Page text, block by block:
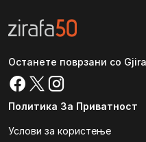
Останете поврзани со
Политика За Приватност
Услови за користење